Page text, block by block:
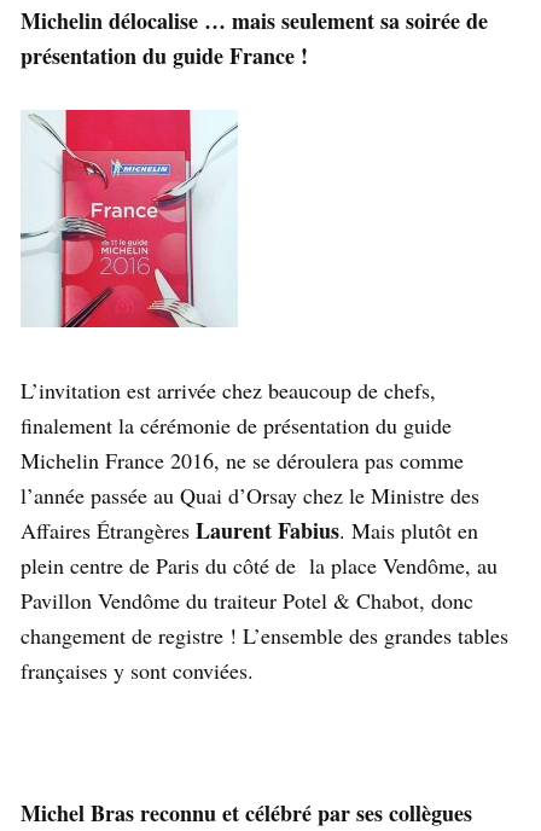
Michelin délocalise … mais seulement sa soirée de
présentation du guide France !
L’invitation est arrivée chez beaucoup de chefs,
finalement la cérémonie de présentation du guide
Michelin France 2016, ne se déroulera pas comme
l’année passée au Quai d’Orsay chez le Ministre des
Affaires Étrangères Laurent Fabius. Mais plutôt en
plein centre de Paris du côté de la place Vendôme, au
Pavillon Vendôme du traiteur Potel & Chabot, donc
changement de registre ! L’ensemble des grandes tables
françaises y sont conviées.
Michel Bras reconnu et célébré par ses collègues